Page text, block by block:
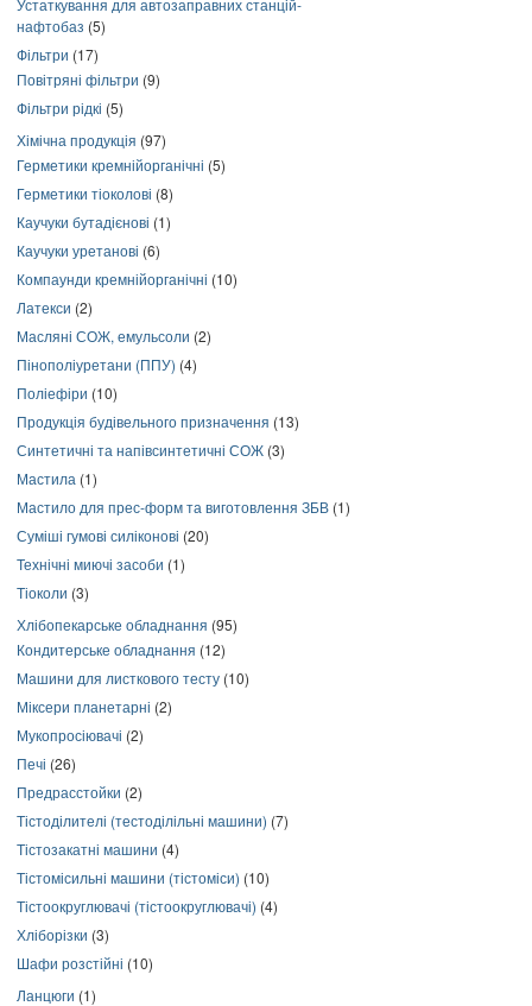
Устаткування для автозаправних станцій-
нафтобаз (5)
Фільтри (17)
Повітряні фільтри (9)
Фільтри рідкі (5)
Хімічна продукція (97)
Герметики кремнійорганічні (5)
Герметики тіоколові (8)
Каучуки бутадієнові (1)
Каучуки уретанові (6)
Компаунди кремнійорганічні (10)
Латекси (2)
Масляні СОЖ, емульсоли (2)
Пінополіуретани (ППУ) (4)
Поліефіри (10)
Продукція будівельного призначення (13)
Синтетичні та напівсинтетичні СОЖ (3)
Мастила (1)
Мастило для прес-форм та виготовлення ЗБВ (1)
Суміші гумові силіконові (20)
Технічні миючі засоби (1)
Тіоколи (3)
Хлібопекарське обладнання (95)
Кондитерське обладнання (12)
Машини для листкового тесту (10)
Міксери планетарні (2)
Мукопросіювачі (2)
Печі (26)
Предрасстойки (2)
Тістоділителі (тестоділільні машини) (7)
Тістозакатні машини (4)
Тістомісильні машини (тістоміси) (10)
Тістоокруглювачі (тістоокруглювачі) (4)
Хліборізки (3)
Шафи розстійні (10)
Ланцюги (1)